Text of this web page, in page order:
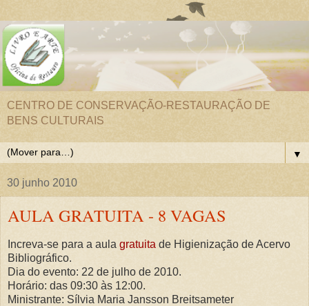
CENTRO DE CONSERVAÇÃO-RESTAURAÇÃO DE
BENS CULTURAIS
▼
30 junho 2010
AULA GRATUITA - 8 VAGAS
Increva-se para a aula gratuita de Higienização de Acervo
Bibliográfico.
Dia do evento: 22 de julho de 2010.
Horário: das 09:30 às 12:00.
Ministrante: Sílvia Maria Jansson Breitsameter